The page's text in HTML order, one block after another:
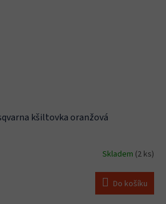
kšiltovka oranžová
Skladem (2 ks)
Do košíku